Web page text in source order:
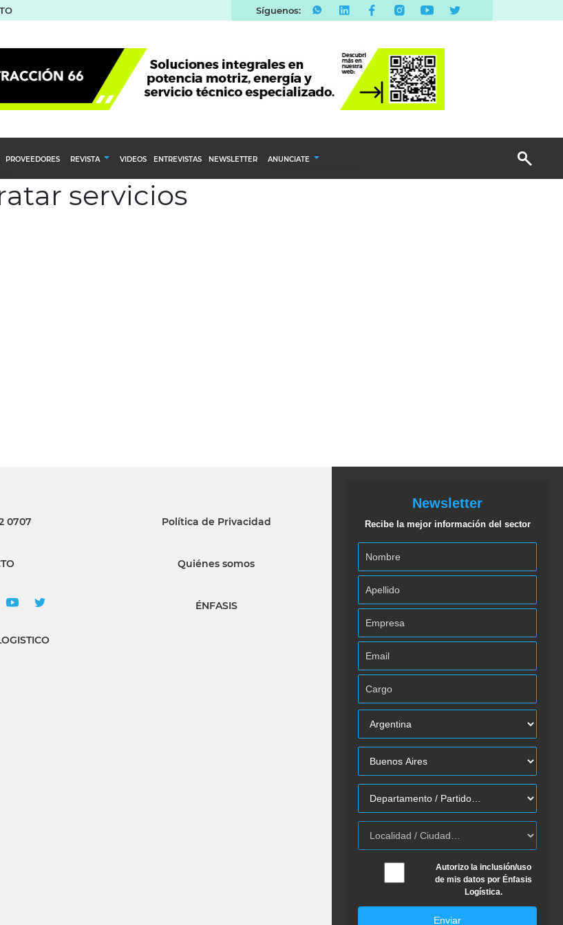
Síguenos:
PROVEEDORES REVISTA
Calendario Editorial
Ediciones Anteriores
VIDEOS ENTREVISTAS NEWSLETTER ANUNCIATE
servicios
0707 Política de Privacidad
Quiénes somos
ÉNFASIS
Newsletter
Recibe la mejor información del sector
Autorizo la inclusión/uso
de mis datos por Énfasis
Logística.
Enviar